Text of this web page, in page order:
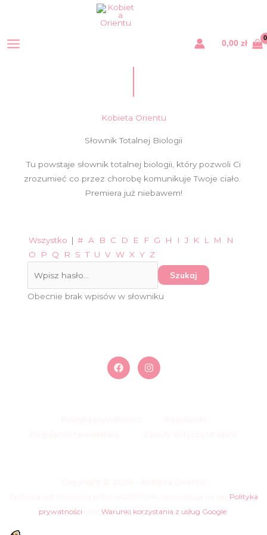
0,00 zł
Kobieta Orientu
Słownik Totalnej Biologii
Tu powstaje słownik totalnej biologii, który pozwoli Ci
zrozumieć co przez chorobę komunikuje Twoje ciało.
Premiera już niebawem!
Wszystko | # A B C D E F G H I J K L M
N
O
P Q R S T U V W X Y Z
Obecnie brak wpisów w słowniku
Polityka
prywatności
Warunki korzystania z usług Google